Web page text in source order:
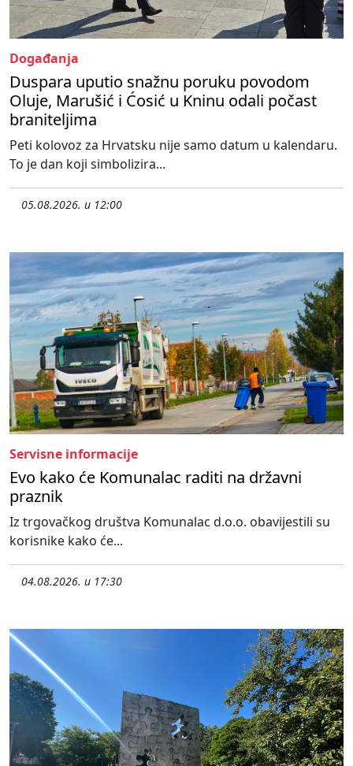
Događanja
Duspara uputio snažnu poruku povodom
Oluje, Marušić i Ćosić u Kninu odali počast
braniteljima
Peti kolovoz za Hrvatsku nije samo datum u kalendaru.
To je dan koji simbolizira...
05.08.2026. u 12:00
Servisne informacije
Evo kako će Komunalac raditi na državni
praznik
Iz trgovačkog društva Komunalac d.o.o. obavijestili su
korisnike kako će...
04.08.2026. u 17:30